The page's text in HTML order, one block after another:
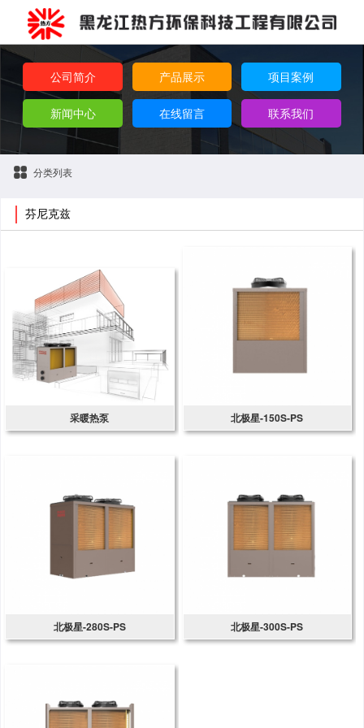
公司简介 产品展示 项目案例
新闻中心 在线留言 联系我们
分类列表
芬尼克兹
采暖热泵 北极星-150S-PS
北极星-280S-PS 北极星-300S-PS